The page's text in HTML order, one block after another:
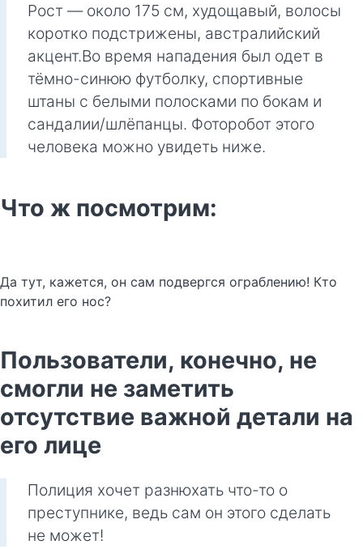
Рост — около 175 см, худощавый, волосы
коротко подстрижены, австралийский
акцент.Во время нападения был одет в
тёмно-синюю футболку, спортивные
штаны с белыми полосками по бокам и
сандалии/шлёпанцы. Фоторобот этого
человека можно увидеть ниже.
Что ж посмотрим:
Да тут, кажется, он сам подвергся ограблению! Кто
похитил его нос?
Пользователи, конечно, не
смогли не заметить
отсутствие важной детали на
его лице
Полиция хочет разнюхать что-то о
преступнике, ведь сам он этого сделать
не может!